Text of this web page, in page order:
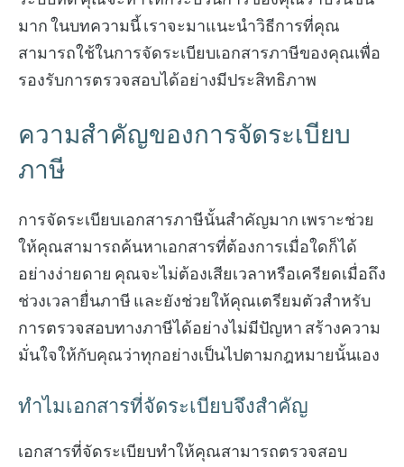
มาก ในบทความนี้ เราจะมาแนะนำวิธีการที่คุณ
สามารถใช้ในการจัดระเบียบเอกสารภาษีของคุณเพื่อ
รองรับการตรวจสอบได้อย่างมีประสิทธิภาพ
ความสำคัญของการจัดระเบียบ
ภาษี
การจัดระเบียบเอกสารภาษีนั้นสำคัญมาก เพราะช่วย
ให้คุณสามารถค้นหาเอกสารที่ต้องการเมื่อใดก็ได้
อย่างง่ายดาย คุณจะไม่ต้องเสียเวลาหรือเครียดเมื่อถึง
ช่วงเวลายื่นภาษี และยังช่วยให้คุณเตรียมตัวสำหรับ
การตรวจสอบทางภาษีได้อย่างไม่มีปัญหา สร้างความ
มั่นใจให้กับคุณว่าทุกอย่างเป็นไปตามกฎหมายนั้นเอง
ทำไมเอกสารที่จัดระเบียบจึงสำคัญ
เอกสารที่จัดระเบียบทำให้คุณสามารถตรวจสอบ